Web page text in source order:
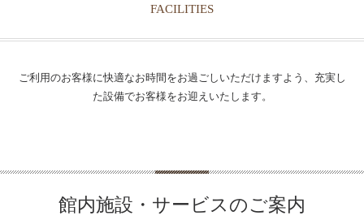
FACILITIES
ご利用のお客様に快適なお時間をお過ごしいただけますよう、充実し
た設備でお客様をお迎えいたします。
館内施設・サービスのご案内